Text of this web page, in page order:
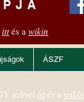
ittés a wikin
ÁSZF
művei itt és a wikin